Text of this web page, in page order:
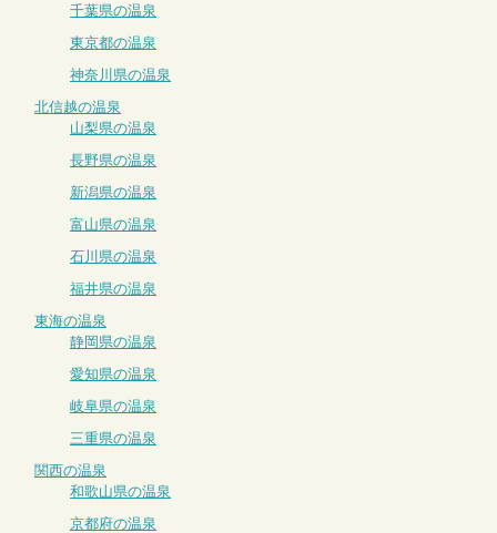
千葉県の温泉
東京都の温泉
神奈川県の温泉
北信越の温泉
山梨県の温泉
長野県の温泉
新潟県の温泉
富山県の温泉
石川県の温泉
福井県の温泉
東海の温泉
静岡県の温泉
愛知県の温泉
岐阜県の温泉
三重県の温泉
関西の温泉
和歌山県の温泉
京都府の温泉